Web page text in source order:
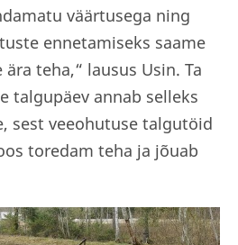
väärtusega ning
ennetamiseks saame
teha,“ lausus Usin. Ta
talgupäev annab selleks
sest veeohutuse talgutöid
toredam teha ja jõuab